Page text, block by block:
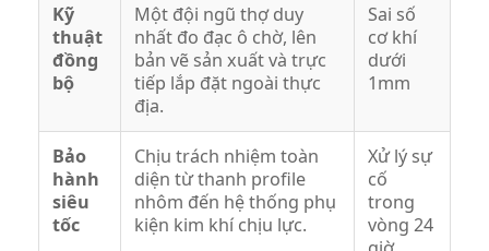
Kỹ
thuật
đồng
bộ
Một đội ngũ thợ duy
nhất đo đạc ô chờ, lên
bản vẽ sản xuất và trực
tiếp lắp đặt ngoài thực
địa.
Sai số
cơ khí
dưới
1mm
Bảo
hành
siêu
tốc
Chịu trách nhiệm toàn
diện từ thanh profile
nhôm đến hệ thống phụ
kiện kim khí chịu lực.
Xử lý sự
cố
trong
vòng 24